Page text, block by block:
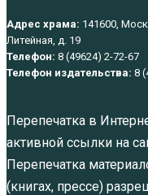
Адрес храма: 141600,
Литейная, д. 19
Телефон: 8 (49624) 2-72-67
Телефон издательства: 8
Перепечатка в
активной ссылки на
Перепечатка
(книгах, прессе)